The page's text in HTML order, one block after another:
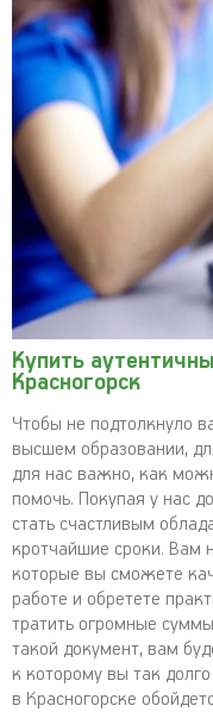
Купить
Красногорск
Чтобы не подтолкнуло
высшем образовании,
для нас важно, как
помочь. Покупая у нас
стать счастливым
кротчайшие сроки. Вам
которые вы сможете
работе и обретете
тратить огромные
такой документ, вам
к которому вы так
в Красногорске